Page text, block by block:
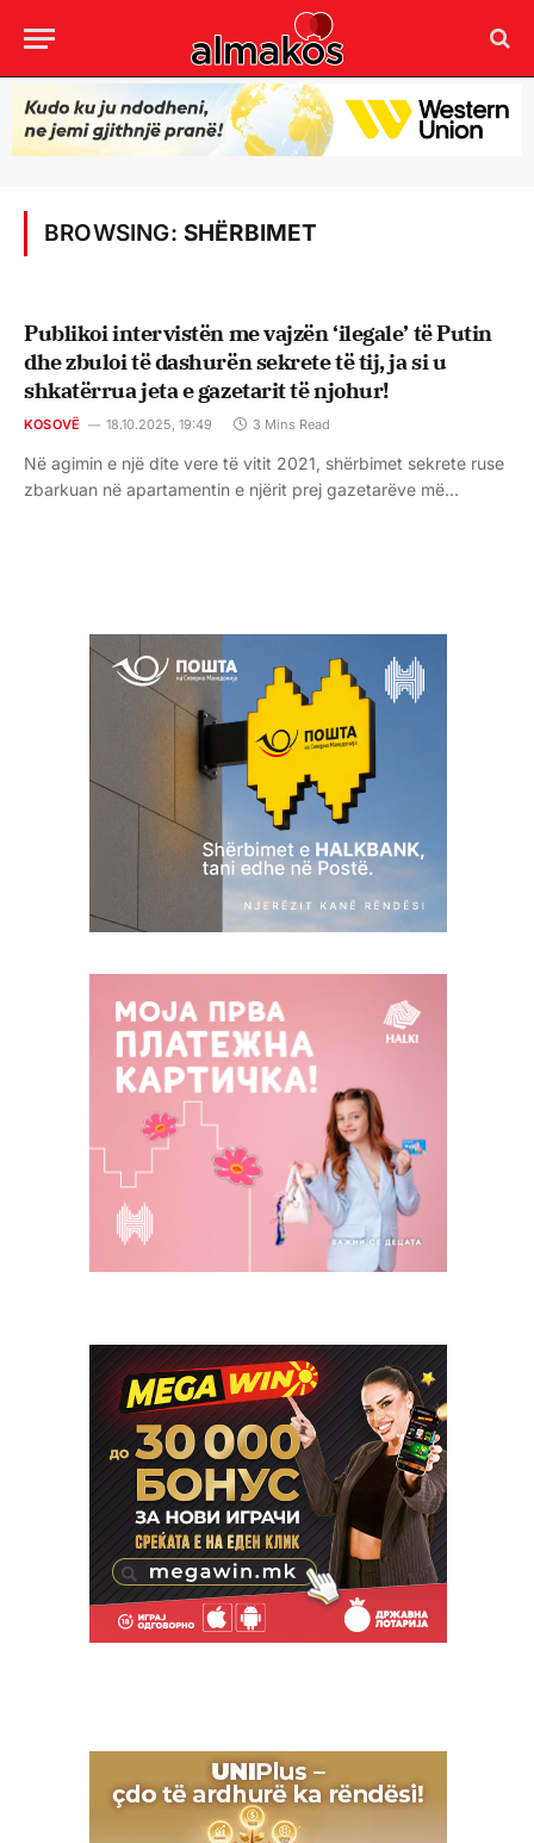
BROWSING: SHËRBIMET
Publikoi intervistën me vajzën ‘ilegale’ të Putin
dhe zbuloi të dashurën sekrete të tij, ja si u
shkatërrua jeta e gazetarit të njohur!
KOSOVË 18.10.2025, 19:49 3 Mins Read
Në agimin e një dite vere të vitit 2021, shërbimet sekrete ruse
zbarkuan në apartamentin e njërit prej gazetarëve më…